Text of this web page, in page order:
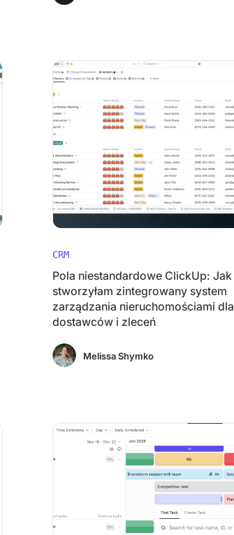
CRM
Pola niestandardowe ClickUp: Jak
stworzyłam zintegrowany system
zarządzania nieruchomościami dla
dostawców i zleceń
Melissa Shymko